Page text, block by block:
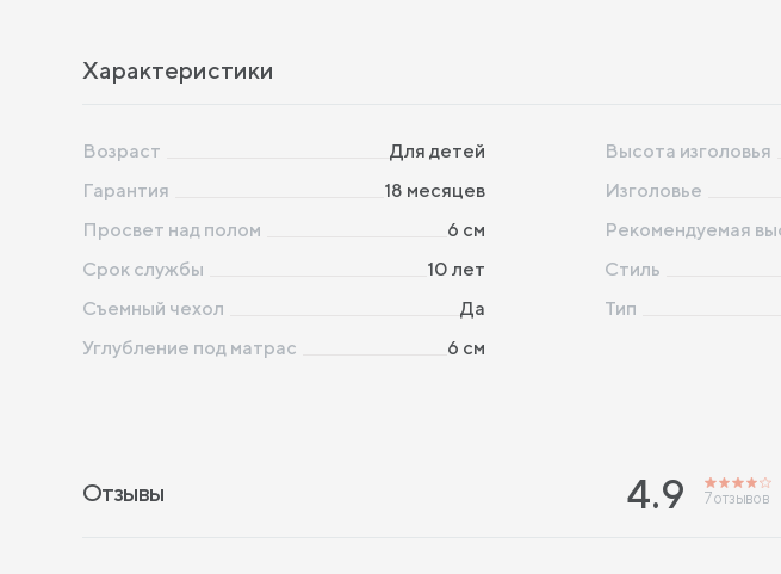
Характеристики
Возраст Для детей Высота изголовья
Гарантия
18 месяцев Изголовье
Просвет над полом
6 см Рекомендуемая
Срок службы
10 лет Стиль
Съемный чехол
Да Тип
Углубление под матрас
6 см
Отзывы 4.9 7отзывов